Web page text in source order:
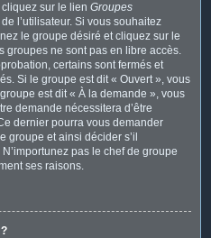
sur le lien Groupes
l’utilisateur. Si vous souhaitez
le groupe désiré et cliquez sur le
groupes ne sont pas en libre accès.
certains sont fermés et
Si le groupe est dit « Ouvert », vous
est dit « À la demande », vous
demande nécessitera d’être
dernier pourra vous demander
et ainsi décider s’il
pas le chef de groupe
ses raisons.